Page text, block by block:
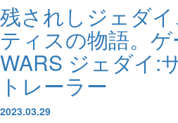
残されしジェダ
ティスの物語。
WARS ジェダイ:
トレーラー
2023.03.29